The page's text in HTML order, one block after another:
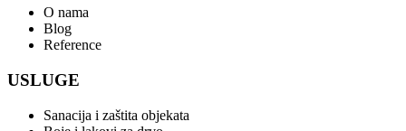
O nama
Blog
Reference
USLUGE
Sanacija i zaštita objekata